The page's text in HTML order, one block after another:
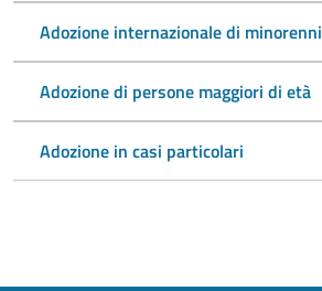
Adozione internazionale di minorenni
Adozione di persone maggiori di età
Adozione in casi particolari